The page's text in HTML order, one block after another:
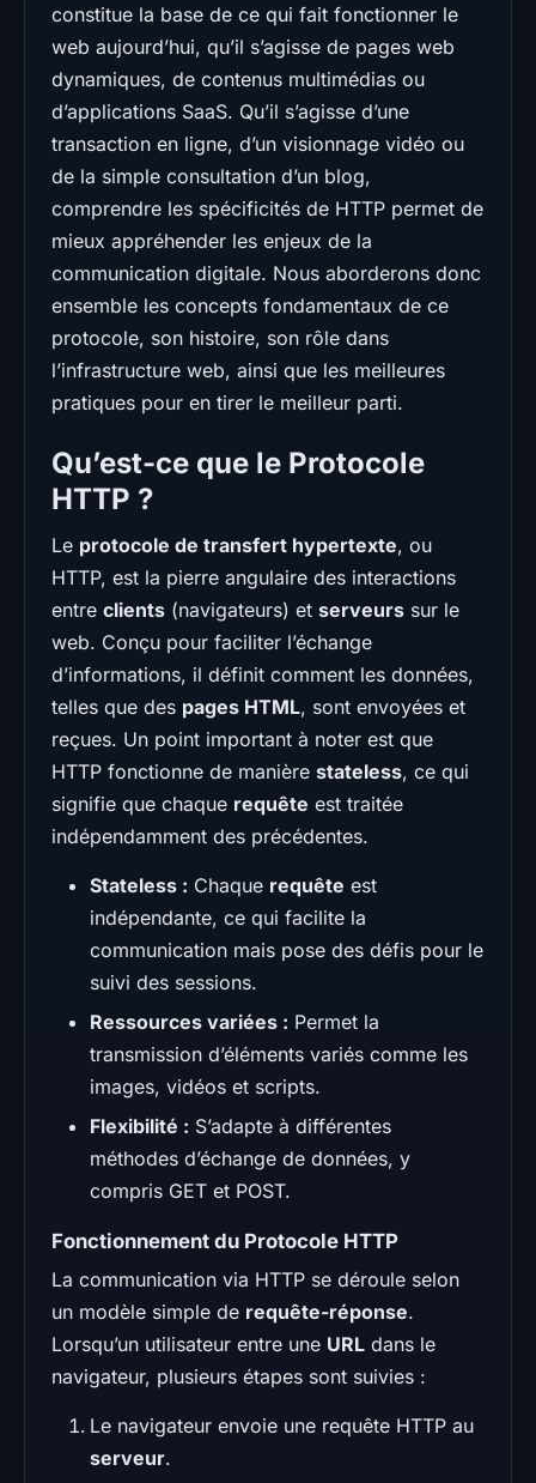
constitue la base de ce qui fait fonctionner le
web aujourd’hui, qu’il s’agisse de pages web
dynamiques, de contenus multimédias ou
d’applications SaaS. Qu’il s’agisse d’une
transaction en ligne, d’un visionnage vidéo ou
de la simple consultation d’un blog,
comprendre les spécificités de HTTP permet de
mieux appréhender les enjeux de la
communication digitale. Nous aborderons donc
ensemble les concepts fondamentaux de ce
protocole, son histoire, son rôle dans
l’infrastructure web, ainsi que les meilleures
pratiques pour en tirer le meilleur parti.
Qu’est-ce que le Protocole
HTTP ?
Le protocole de transfert hypertexte, ou
HTTP, est la pierre angulaire des interactions
entre clients (navigateurs) et serveurs sur le
web. Conçu pour faciliter l’échange
d’informations, il définit comment les données,
telles que des pages HTML, sont envoyées et
reçues. Un point important à noter est que
HTTP fonctionne de manière stateless, ce qui
signifie que chaque requête est traitée
indépendamment des précédentes.
Stateless : Chaque requête est
indépendante, ce qui facilite la
communication mais pose des défis pour le
suivi des sessions.
Ressources variées : Permet la
transmission d’éléments variés comme les
images, vidéos et scripts.
Flexibilité : S’adapte à différentes
méthodes d’échange de données, y
compris GET et POST.
Fonctionnement du Protocole HTTP
La communication via HTTP se déroule selon
un modèle simple de requête-réponse.
Lorsqu’un utilisateur entre une URL dans le
navigateur, plusieurs étapes sont suivies :
Le navigateur envoie une requête HTTP au
serveur.